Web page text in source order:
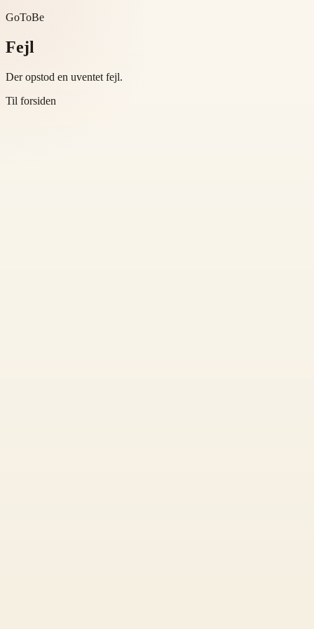
GoToBe
Fejl
Der opstod en uventet fejl.
Til forsiden